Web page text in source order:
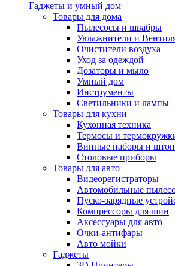
Гаджеты и умный дом
Товары для дома
Пылесосы и швабры
Увлажнители и
Очистители воздуха
Уход за одеждой
Дозаторы и мыло
Умный дом
Инструменты
Светильники и лампы
Товары для кухни
Кухонная техника
Термосы и
Винные наборы и
Столовые приборы
Товары для авто
Видеорегистраторы
Автомобильные
Пуско-зарядные
Компрессоры для шин
Аксессуары для авто
Очки-антифары
Авто мойки
Гаджеты